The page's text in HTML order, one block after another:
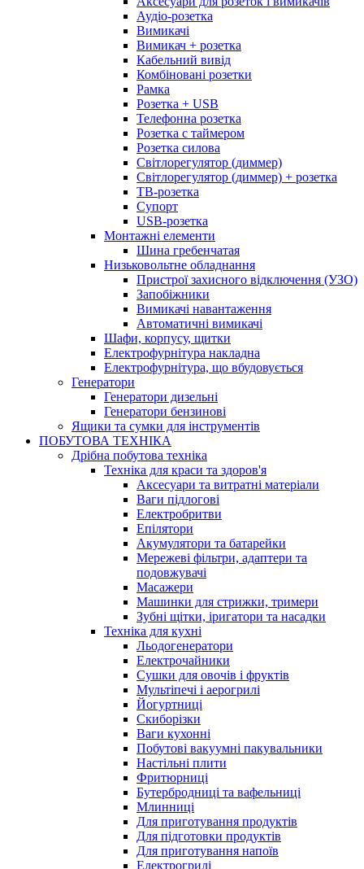
Аудіо-розетка
Вимикачі
Вимикач + розетка
Кабельний вивід
Комбіновані розетки
Рамка
Розетка + USB
Телефонна розетка
Розетка с таймером
Розетка силова
Світлорегулятор (диммер)
Світлорегулятор (диммер) + розетка
ТВ-розетка
Супорт
USB-розетка
Монтажні елементи
Шина гребенчатая
Низьковольтне обладнання
Пристрої захисного відключення (УЗО)
Запобіжники
Вимикачі навантаження
Автоматичні вимикачі
Шафи, корпусу, щитки
Електрофурнітура накладна
Електрофурнітура, що вбудовується
Генератори
Генератори дизельні
Генератори бензинові
Ящики та сумки для інструментів
ПОБУТОВА ТЕХНІКА
Дрібна побутова техніка
Техніка для краси та здоров'я
Аксесуари та витратні матеріали
Ваги підлогові
Електробритви
Епілятори
Акумулятори та батарейки
Мережеві фільтри, адаптери та
подовжувачі
Масажери
Машинки для стрижки, тримери
Зубні щітки, іригатори та насадки
Техніка для кухні
Льодогенератори
Електрочайники
Сушки для овочів і фруктів
Мультіпечі і аерогрилі
Йогуртниці
Скиборізки
Ваги кухонні
Побутові вакуумні пакувальники
Настільні плити
Фритюрниці
Бутербродниці та вафельниці
Млинниці
Для приготування продуктів
Для підготовки продуктів
Для приготування напоїв
Електрогрилі